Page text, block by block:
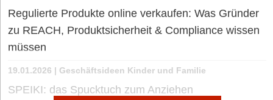
Regulierte Produkte online verkaufen: Was Gründer
zu REACH, Produktsicherheit & Compliance wissen
müssen
19.01.2026 | Geschäftsideen Kinder und Familie
SPEIKI: das Spucktuch zum Anziehen